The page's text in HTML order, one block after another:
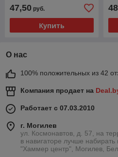
47,50 руб.
Купить
О нас
100% положительных из 42
Компания продает на
Работает с 07.03.2010
г. Могилев
ул. Космонавтов, д. 57, на
в навигаторе лучше
"Хаммер центр", Могилев,